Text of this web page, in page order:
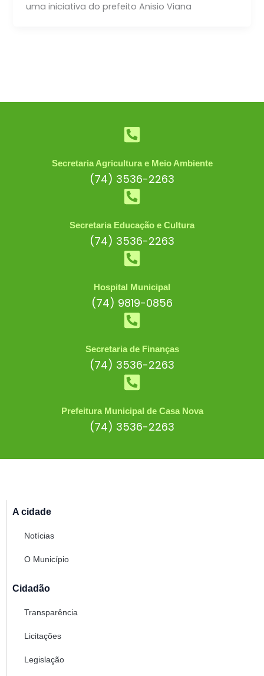
uma iniciativa do prefeito Anisio Viana
Secretaria Agricultura e Meio Ambiente
(74) 3536-2263
Secretaria Educação e Cultura
(74) 3536-2263
Hospital Municipal
(74) 9819-0856
Secretaria de Finanças
(74) 3536-2263
Prefeitura Municipal de Casa Nova
(74) 3536-2263
A cidade
Notícias
O Município
Cidadão
Transparência
Licitações
Legislação